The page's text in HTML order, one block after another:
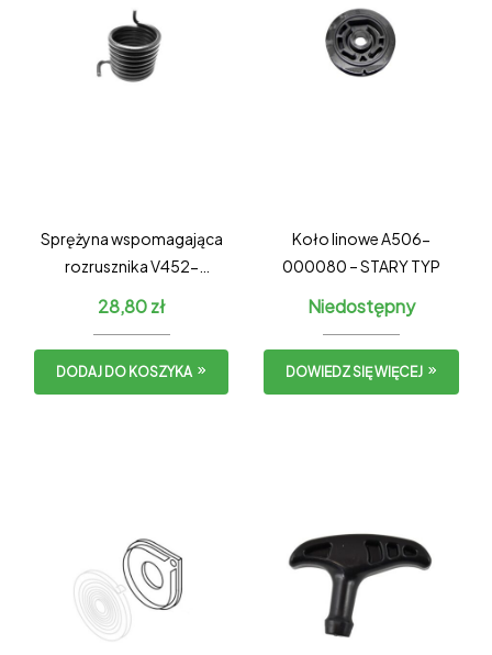
Sprężyna wspomagająca
rozrusznika V452-
28,80zł
DODAJ DO KOSZYKA
Koło linowe A506-
000080 – STARY TYP
Niedostępny
DOWIEDZ SIĘ WIĘCEJ